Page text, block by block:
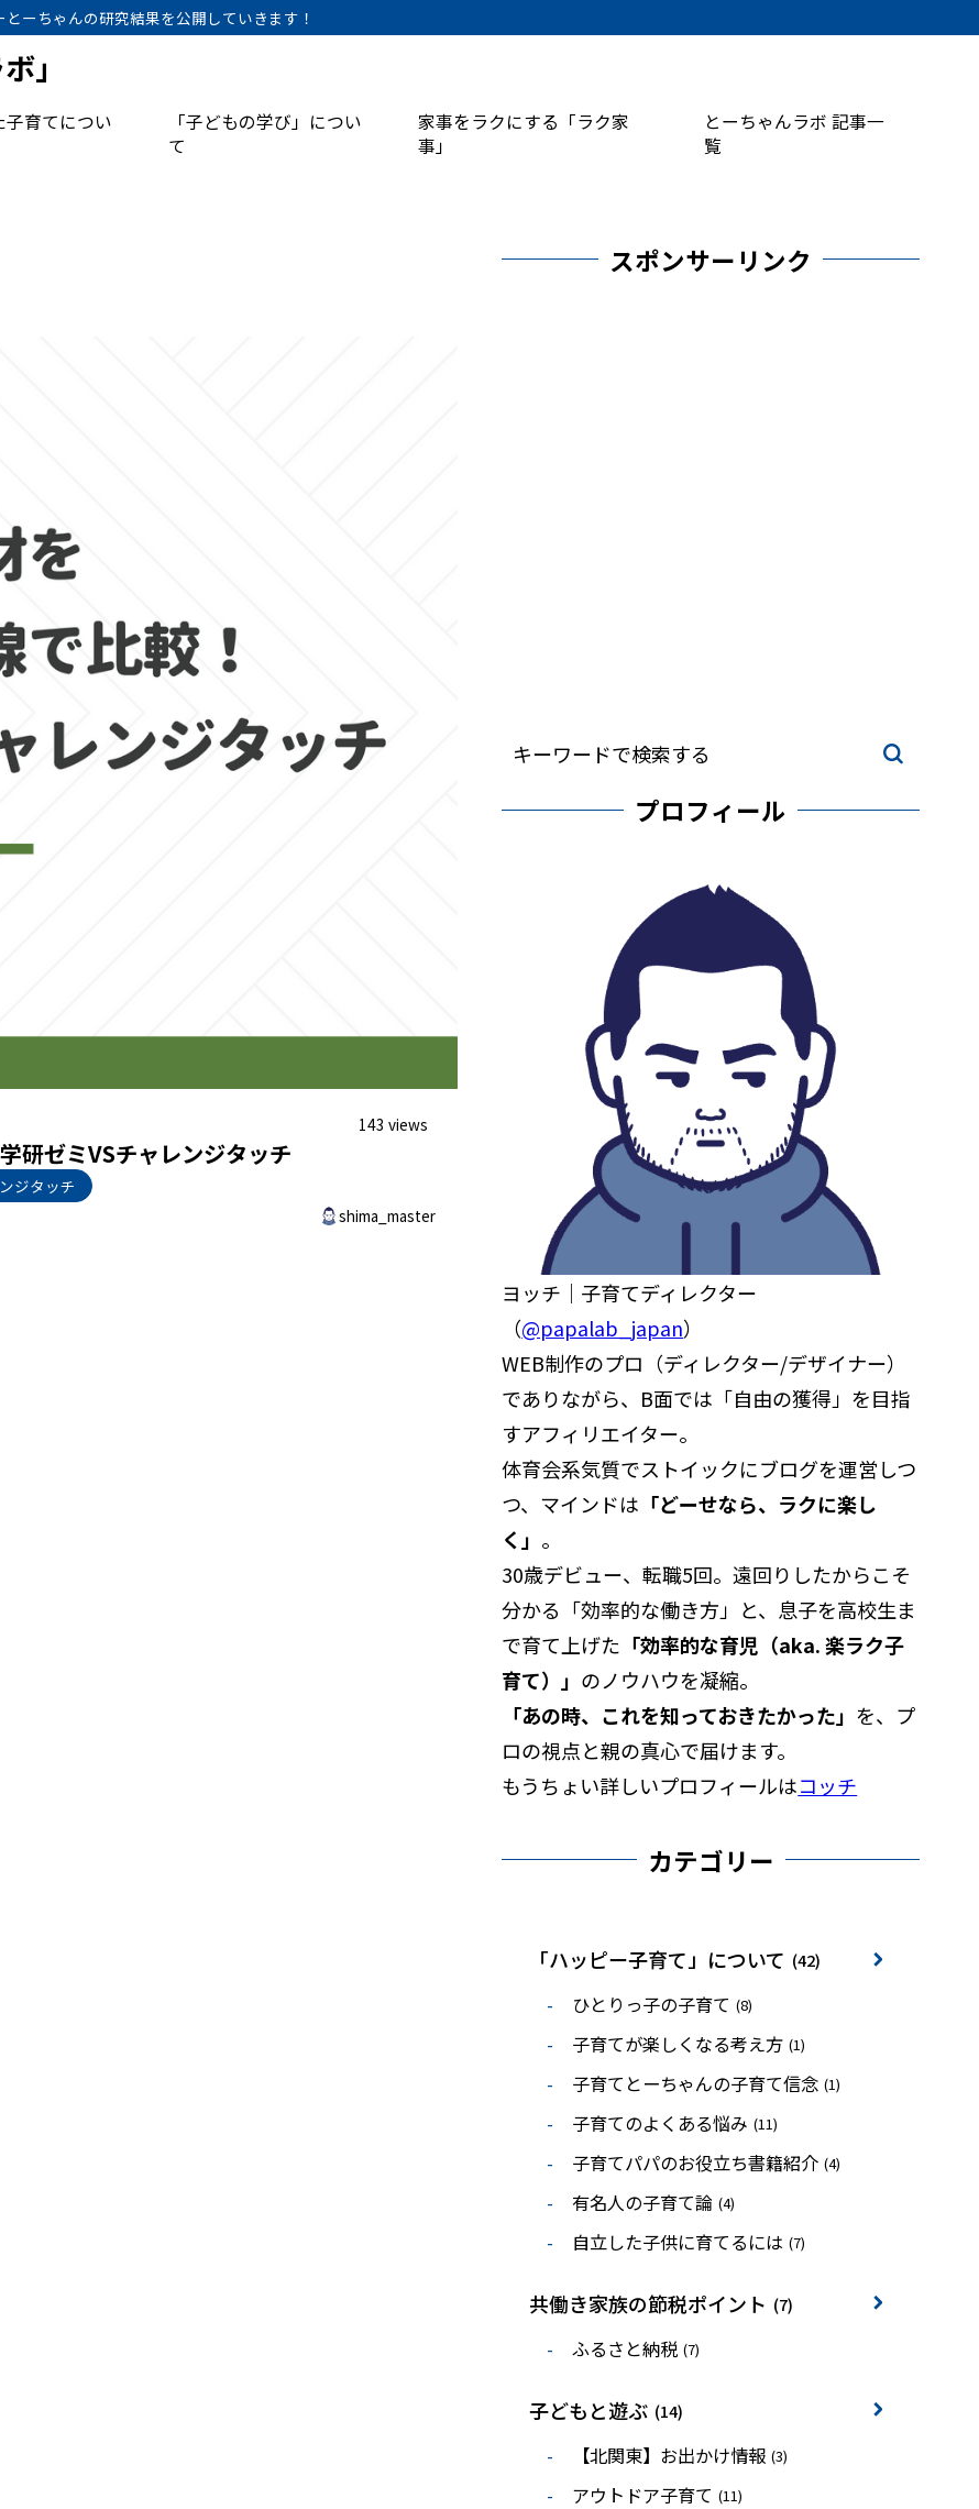
ーちゃんの研究結果を公開していきます！
」
子育てについ
「子どもの学び」につい
て
家事をラクにする「ラク家
事」
とーちゃんラボ 記事一
覧
143 views
研ゼミVSチャレンジタッチ
ジタッチ
shima_master
スポンサーリンク
プロフィール
ヨッチ｜子育てディレクター
（@papalab_japan）
WEB制作のプロ（ディレクター/デザイナー）
でありながら、B面では「自由の獲得」を目指
すアフィリエイター。
体育会系気質でストイックにブログを運営しつ
つ、マインドは 「どーせなら、ラクに楽し
く」 。
30歳デビュー、転職5回。遠回りしたからこそ
分かる「効率的な働き方」と、息子を高校生ま
で育て上げた 「効率的な育児（aka. 楽ラク子
育て）」 のノウハウを凝縮。
「あの時、これを知っておきたかった」 を、プ
ロの視点と親の真心で届けます。
もうちょい詳しいプロフィールはコッチ
カテゴリー
「ハッピー子育て」について (42)
ひとりっ子の子育て (8)
子育てが楽しくなる考え方 (1)
子育てとーちゃんの子育て信念 (1)
子育てのよくある悩み (11)
子育てパパのお役立ち書籍紹介 (4)
有名人の子育て論 (4)
自立した子供に育てるには (7)
共働き家族の節税ポイント (7)
ふるさと納税 (7)
子どもと遊ぶ (14)
【北関東】お出かけ情報 (3)
アウトドア子育て (11)